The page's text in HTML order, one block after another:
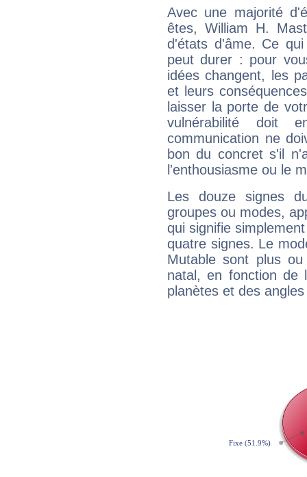
Avec une majorité
êtes, William H.
d'états d'âme. Ce
peut durer : pour
idées changent, les
et leurs
laisser la porte de
vulnérabilité doit
communication ne
bon du concret s'il
l'enthousiasme ou le
Les douze signes
groupes ou modes,
qui signifie
quatre signes. Le
Mutable sont plus
natal, en fonction de
planètes et des